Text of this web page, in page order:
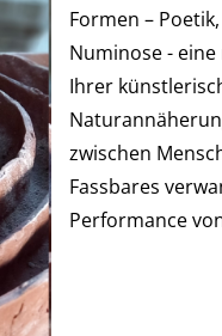
Formen –
Numinose -
Ihrer
zwischen
Fassbares
Performance